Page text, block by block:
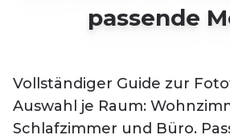
passende
Vollständiger Guide zur
Auswahl je Raum:
Schlafzimmer und Büro.